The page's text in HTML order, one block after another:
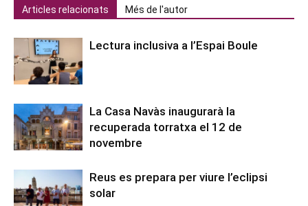
Articles relacionats Més de l'autor
Lectura inclusiva a l’Espai Boule
La Casa Navàs inaugurarà la
recuperada torratxa el 12 de
novembre
Reus es prepara per viure l’eclipsi
solar